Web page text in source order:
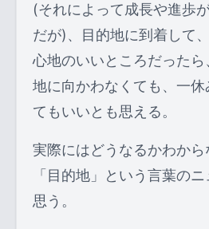
(それによって成長や進歩
だが)、目的地に到着して
心地のいいところだった
地に向かわなくても、一休
てもいいとも思える。
実際にはどうなるかわから
「目的地」という言葉の
思う。